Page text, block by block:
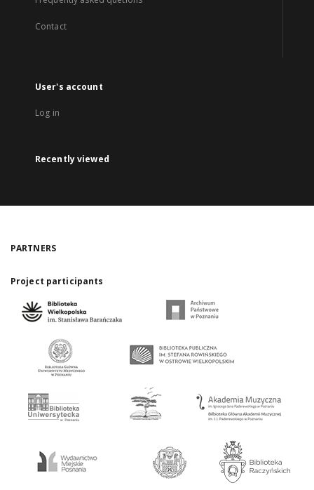
Contact
User's account
Log in
Recently viewed
PARTNERS
Project participants